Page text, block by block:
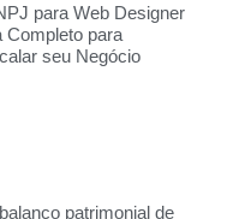
para Web Designer
Completo para
seu Negócio
patrimonial de